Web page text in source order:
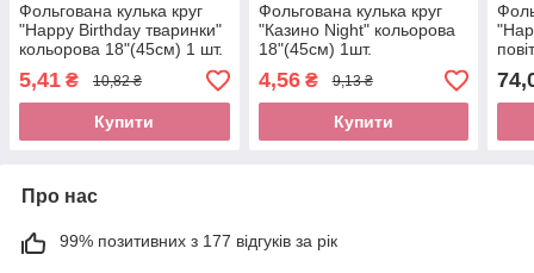
Фольгована кулька круг
"Happy Birthday тваринки"
кольорова 18"(45см) 1 шт.
5,41 ₴ 10,82 ₴
Купити
Фольгована кулька круг
"Казино Night" кольорова
18"(45см) 1шт.
4,56₴ 9,13 ₴
Купити
Про нас
99% позитивних з 177 відгуків за рік